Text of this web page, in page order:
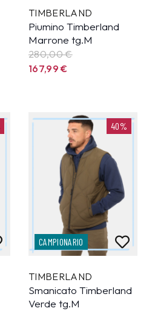
TIMBERLAND
Piumino Timberland
Marrone tg.M
280,00 €
167,99€
40%
CAMPIONARIO
TIMBERLAND
Smanicato Timberland
Verde tg.M